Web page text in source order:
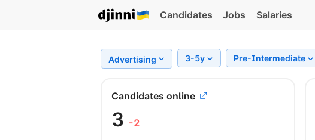
Candidates Jobs Salaries
Advertising 3-5y Pre-Intermediate
Candidates online
3 -2